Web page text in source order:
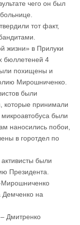
чего он был
тот факт,
жизни» в Прилуки
бюллетеней 4
похищены и
Мирошниченко.
были
которые принимали
были
наносились побои,
в горотдел по
были
Президента.
Мирошниченко
Демченко на
Дмитренко